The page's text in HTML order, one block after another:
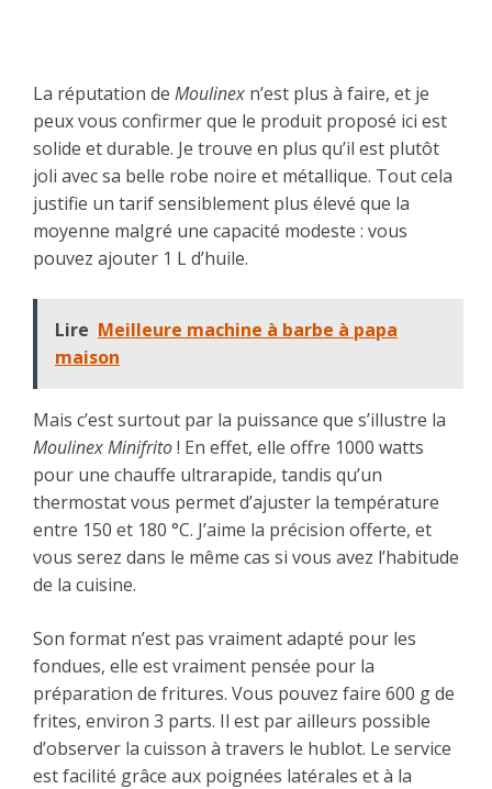
La réputation de Moulinex n’est plus à faire, et je
peux vous confirmer que le produit proposé ici est
solide et durable. Je trouve en plus qu’il est plutôt
joli avec sa belle robe noire et métallique. Tout cela
justifie un tarif sensiblement plus élevé que la
moyenne malgré une capacité modeste : vous
pouvez ajouter 1 L d’huile.
Lire Meilleure machine à barbe à papa
maison
Mais c’est surtout par la puissance que s’illustre la
Moulinex Minifrito! En effet, elle offre 1000 watts
pour une chauffe ultrarapide, tandis qu’un
thermostat vous permet d’ajuster la température
entre 150 et 180 °C. J’aime la précision offerte, et
vous serez dans le même cas si vous avez l’habitude
de la cuisine.
Son format n’est pas vraiment adapté pour les
fondues, elle est vraiment pensée pour la
préparation de fritures. Vous pouvez faire 600 g de
frites, environ 3 parts. Il est par ailleurs possible
d’observer la cuisson à travers le hublot. Le service
est facilité grâce aux poignées latérales et à la